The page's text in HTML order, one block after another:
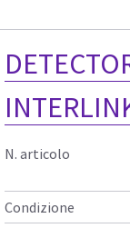
N. articolo
Condizione